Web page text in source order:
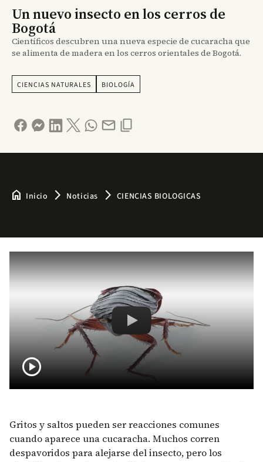
Un nuevo insecto en los cerros de
Bogotá
Científicos descubren una nueva especie de cucaracha que
se alimenta de madera en los cerros orientales de Bogotá.
CIENCIAS NATURALES BIOLOGÍA
home Inicio arrow_forward_ios Noticias arrow_forward_ios CIENCIAS BIOLOGICAS
Remote video URL
El 360 de la nueva especie de
play_circle
Gritos y saltos pueden ser reacciones comunes
cuando aparece una cucaracha. Muchos corren
despavoridos para alejarse del insecto, pero los